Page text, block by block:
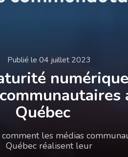
Publié le 04 juillet 2023
Québec
les médias
Québec réalisent leur